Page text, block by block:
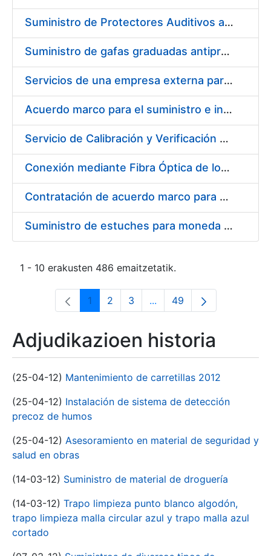
Suministro de Protectores Auditivos a medida para las personas trabajadoras de los Centros de Trabajo de Madrid y Burgos
Suministro de gafas graduadas antiproyecciones para los trabajadores de la FNMT-RCM en los centros de trabajo de Madrid y Burgos
Servicios de una empresa externa para el asesoramiento y resolución de los recursos de alzada que se presentan relacionados con procesos de selección para la FNMT-RCM
Acuerdo marco para el suministro e instalación de persianas, estores y otros complementos
Servicio de Calibración y Verificación Externa de los Equipos de Medición del Servicio de Prevención de la FNMT-RCM
Conexión mediante Fibra Óptica de los Centros de Proceso de Datos (CPDs) de las sedes de la FNMT-RCM de Burgos y Madrid
Contratación de acuerdo marco para el Suministro de Material de Electricidad para la Fábrica Nacional de Moneda y Timbre-Real Casa de la Moneda en su centro de trabajo de Burgos
Suministro de estuches para moneda de 30 €
1 - 10 erakusten 486 emaitzetatik.
Orrialdea
1 Orrialdea
2 Orrialdea
3 ...Intermediate Pages Use
Orrialdea
49
Adjudikazioen historia
(25-04-12) Mantenimiento de carretillas 2012
(25-04-12) Instalación de sistema de detección
precoz de humos
(25-04-12) Asesoramiento en material de seguridad y
salud en obras
(14-03-12) Suministro de material de droguería
(14-03-12) Trapo limpieza punto blanco algodón,
trapo limpieza malla circular azul y trapo malla azul
cortado